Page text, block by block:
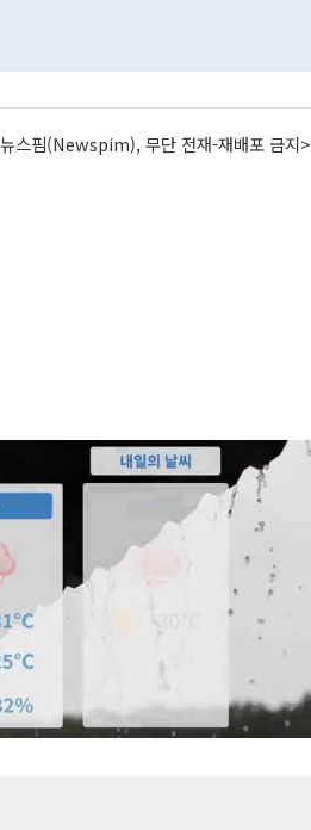
스핌(Newspim), 무단 전재-재배포 금지>